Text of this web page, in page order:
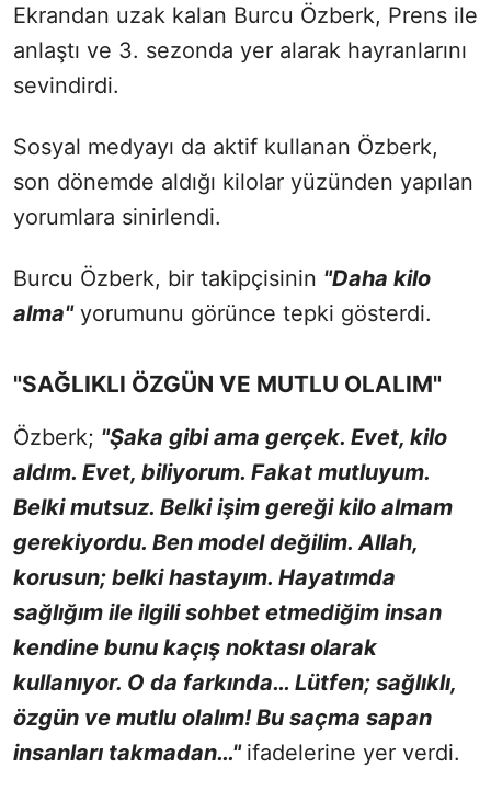
Ekrandan uzak kalan Burcu Özberk, Prens ile
anlaştı ve 3. sezonda yer alarak hayranlarını
sevindirdi.
Sosyal medyayı da aktif kullanan Özberk,
son dönemde aldığı kilolar yüzünden yapılan
yorumlara sinirlendi.
Burcu Özberk, bir takipçisinin "Daha kilo
alma"yorumunu görünce tepki gösterdi.
"SAĞLIKLI ÖZGÜN VE MUTLU OLALIM"
Özberk; "Şaka gibi ama gerçek. Evet, kilo
aldım. Evet, biliyorum. Fakat mutluyum.
Belki mutsuz. Belki işim gereği kilo almam
gerekiyordu. Ben model değilim. Allah,
korusun; belki hastayım. Hayatımda
sağlığım ile ilgili sohbet etmediğim insan
kendine bunu kaçış noktası olarak
kullanıyor. O da farkında… Lütfen; sağlıklı,
özgün ve mutlu olalım! Bu saçma sapan
insanları takmadan…" ifadelerine yer verdi.